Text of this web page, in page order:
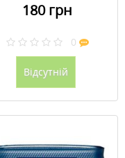
180 грн
0
Відсутній